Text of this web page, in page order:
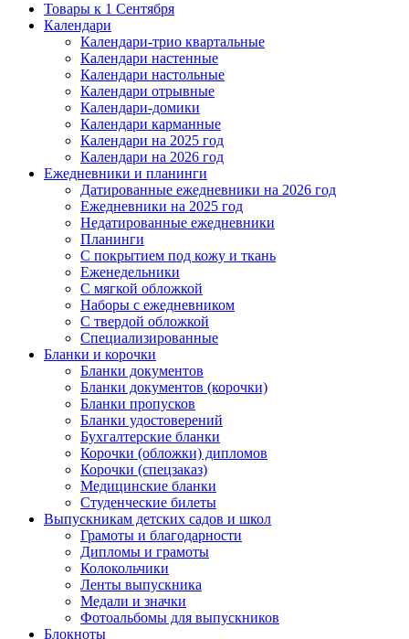
Товары к 1 Сентября
Календари
Календари-трио квартальные
Календари настенные
Календари настольные
Календари отрывные
Календари-домики
Календари карманные
Календари на 2025 год
Календари на 2026 год
Ежедневники и планинги
Датированные ежедневники на 2026 год
Ежедневники на 2025 год
Недатированные ежедневники
Планинги
С покрытием под кожу и ткань
Еженедельники
С мягкой обложкой
Наборы с ежедневником
С твердой обложкой
Специализированные
Бланки и корочки
Бланки документов
Бланки документов (корочки)
Бланки пропусков
Бланки удостоверений
Бухгалтерские бланки
Корочки (обложки) дипломов
Корочки (спецзаказ)
Медицинские бланки
Студенческие билеты
Выпускникам детских садов и школ
Грамоты и благодарности
Дипломы и грамоты
Колокольчики
Ленты выпускника
Медали и значки
Фотоальбомы для выпускников
Блокноты